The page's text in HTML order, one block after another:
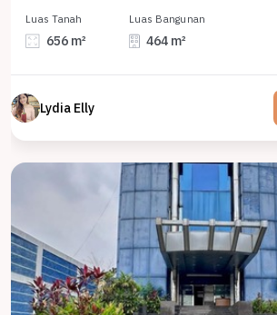
Luas Tanah
656 m²
Luas Bangunan
464 m²
Lydia Elly